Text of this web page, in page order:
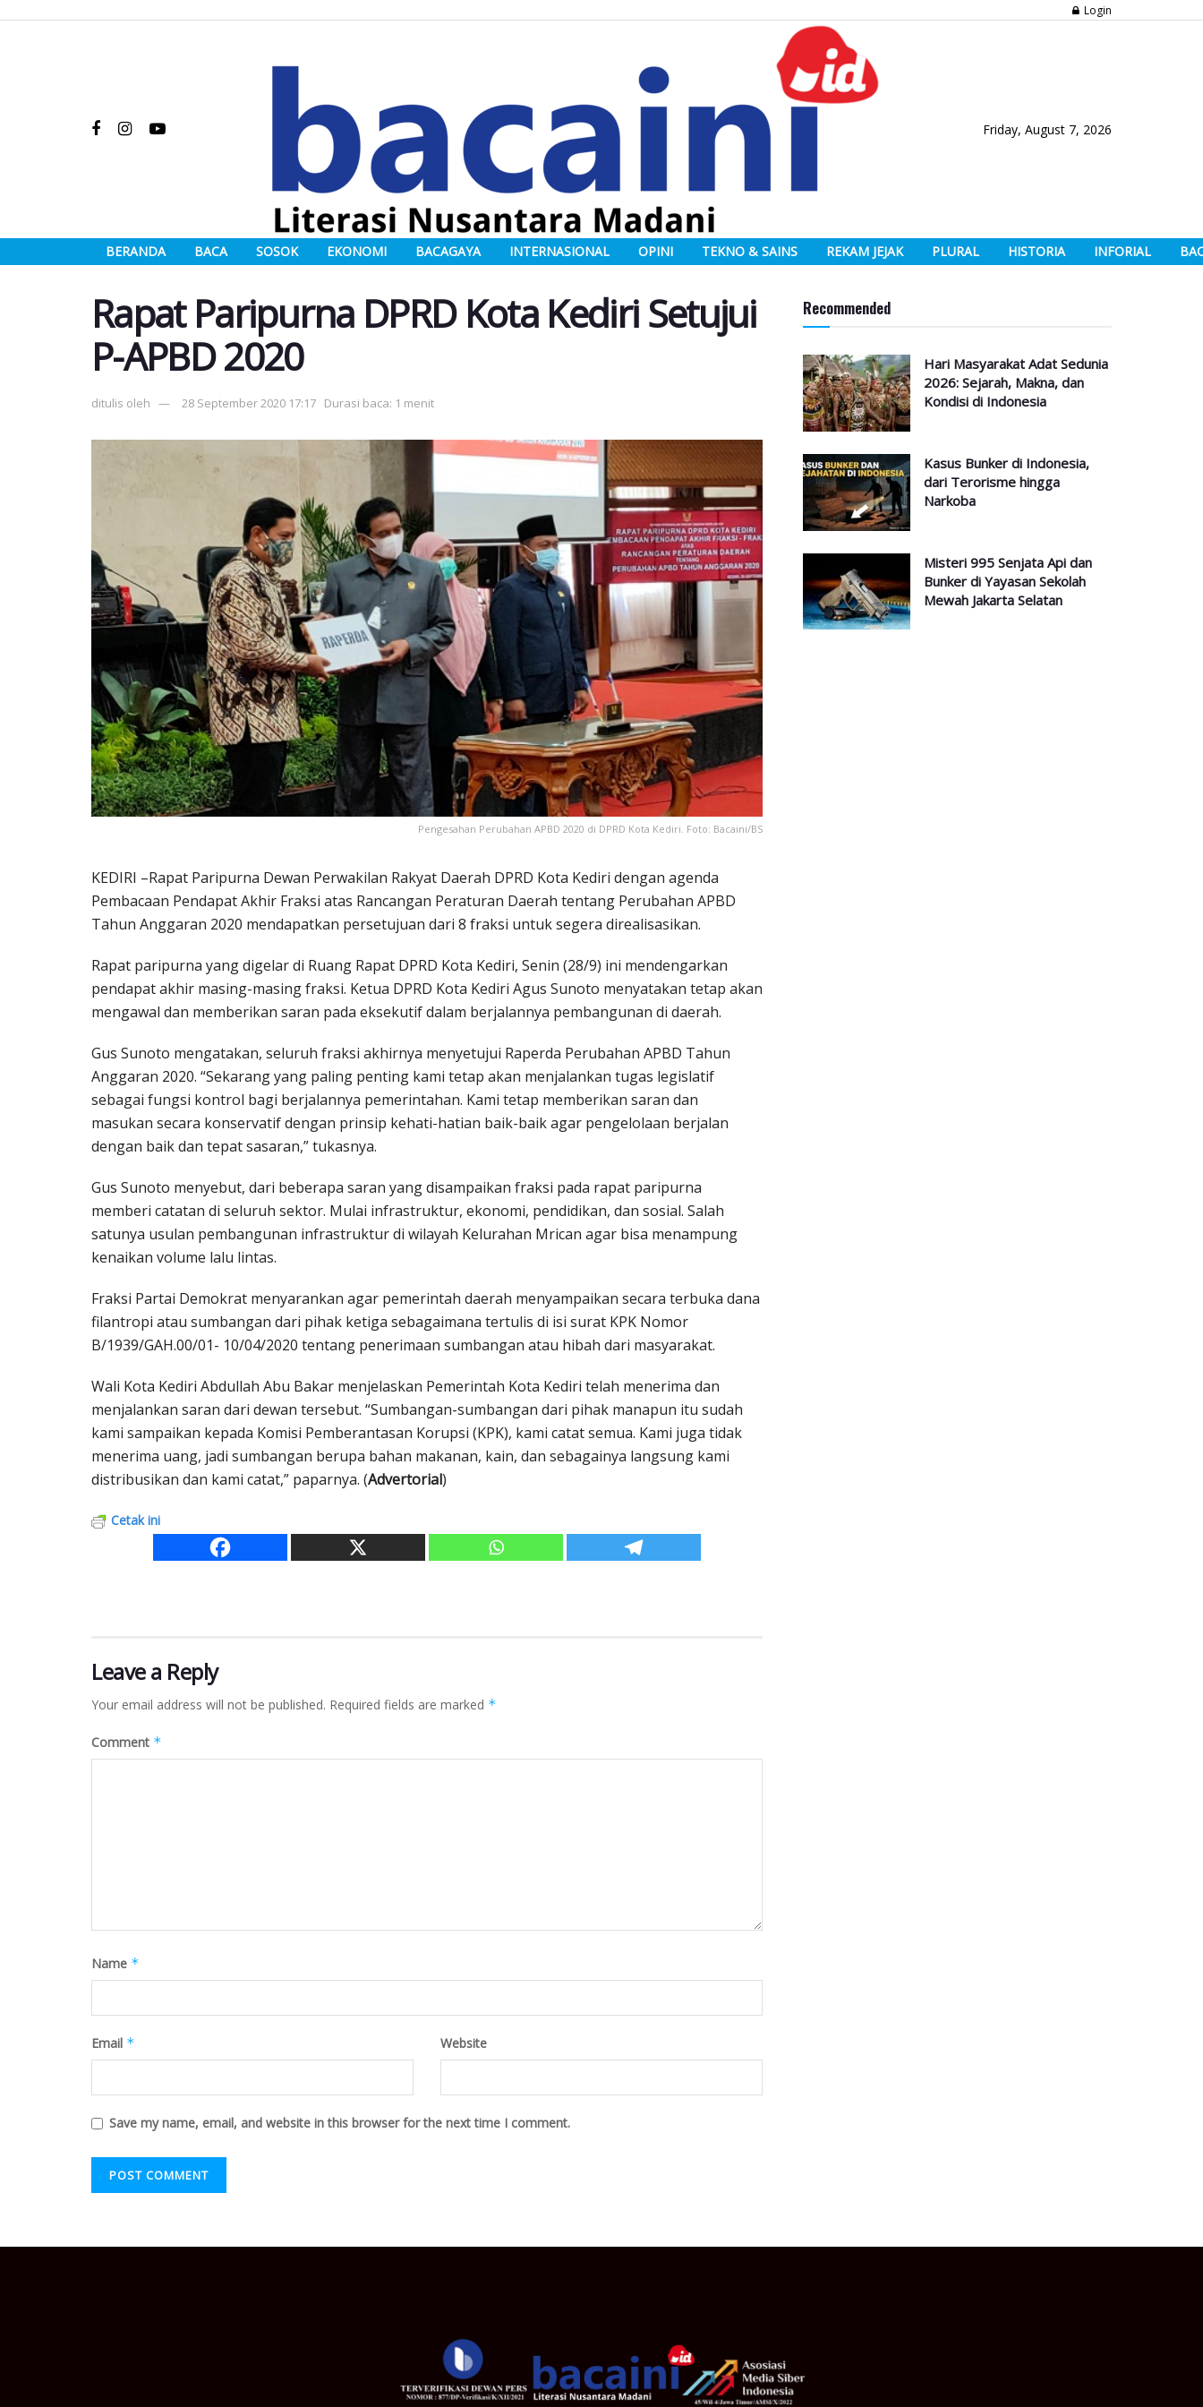
Login
Friday, August 7, 2026
BERANDA BACA SOSOK EKONOMI BACAGAYA INTERNASIONAL OPINI TEKNO & SAINS REKAM JEJAK PLURAL HISTORIA INFORIAL
Rapat Paripurna DPRD Kota Kediri Setujui
P-APBD 2020
ditulis oleh 28 September 2020 17:17 Durasi baca: 1 menit
Pengesahan Perubahan APBD 2020 di DPRD Kota Kediri. Foto: Bacaini/BS
KEDIRI –Rapat Paripurna Dewan Perwakilan Rakyat Daerah DPRD Kota Kediri dengan agenda
Pembacaan Pendapat Akhir Fraksi atas Rancangan Peraturan Daerah tentang Perubahan APBD
Tahun Anggaran 2020 mendapatkan persetujuan dari 8 fraksi untuk segera direalisasikan.
Rapat paripurna yang digelar di Ruang Rapat DPRD Kota Kediri, Senin (28/9) ini mendengarkan
pendapat akhir masing-masing fraksi. Ketua DPRD Kota Kediri Agus Sunoto menyatakan tetap akan
mengawal dan memberikan saran pada eksekutif dalam berjalannya pembangunan di daerah.
Gus Sunoto mengatakan, seluruh fraksi akhirnya menyetujui Raperda Perubahan APBD Tahun
Anggaran 2020. “Sekarang yang paling penting kami tetap akan menjalankan tugas legislatif
sebagai fungsi kontrol bagi berjalannya pemerintahan. Kami tetap memberikan saran dan
masukan secara konservatif dengan prinsip kehati-hatian baik-baik agar pengelolaan berjalan
dengan baik dan tepat sasaran,” tukasnya.
Gus Sunoto menyebut, dari beberapa saran yang disampaikan fraksi pada rapat paripurna
memberi catatan di seluruh sektor. Mulai infrastruktur, ekonomi, pendidikan, dan sosial. Salah
satunya usulan pembangunan infrastruktur di wilayah Kelurahan Mrican agar bisa menampung
kenaikan volume lalu lintas.
Fraksi Partai Demokrat menyarankan agar pemerintah daerah menyampaikan secara terbuka dana
filantropi atau sumbangan dari pihak ketiga sebagaimana tertulis di isi surat KPK Nomor
B/1939/GAH.00/01- 10/04/2020 tentang penerimaan sumbangan atau hibah dari masyarakat.
Wali Kota Kediri Abdullah Abu Bakar menjelaskan Pemerintah Kota Kediri telah menerima dan
menjalankan saran dari dewan tersebut. “Sumbangan-sumbangan dari pihak manapun itu sudah
kami sampaikan kepada Komisi Pemberantasan Korupsi (KPK), kami catat semua. Kami juga tidak
menerima uang, jadi sumbangan berupa bahan makanan, kain, dan sebagainya langsung kami
distribusikan dan kami catat,” paparnya. (Advertorial)
Cetak ini
Leave a Reply
Your email address will not be published. Required fields are marked *
Comment *
Name *
Email * Website
Save my name, email, and website in this browser for the next time I comment.
Recommended
Hari Masyarakat Adat Sedunia
2026: Sejarah, Makna, dan
Kondisi di Indonesia
Kasus Bunker di Indonesia,
dari Terorisme hingga
Narkoba
Misteri 995 Senjata Api dan
Bunker di Yayasan Sekolah
Mewah Jakarta Selatan